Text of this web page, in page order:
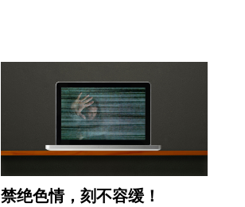
禁绝色情，刻不容缓！